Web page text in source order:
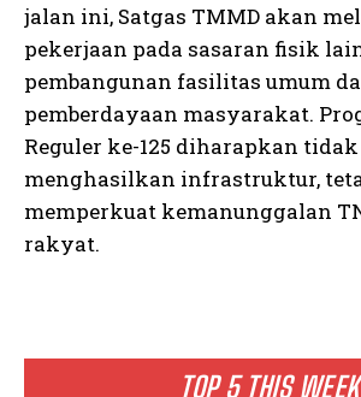
TOP 5 THIS WEEK
jalan ini, Satgas TMMD akan
pekerjaan pada sasaran fisik
pembangunan fasilitas umum
pemberdayaan masyarakat.
Reguler ke-125 diharapkan
menghasilkan infrastruktur,
memperkuat kemanunggalan
rakyat.